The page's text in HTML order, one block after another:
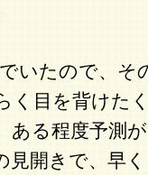
いたので、そ
く目を背けた
ある程度予測
見開きで、早